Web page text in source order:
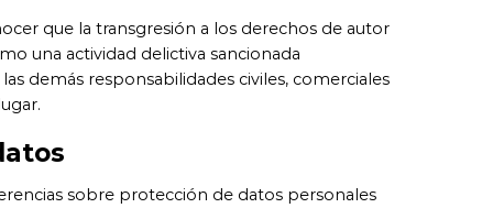
que la transgresión a los derechos de autor
una actividad delictiva sancionada
demás responsabilidades civiles, comerciales
sobre protección de datos personales